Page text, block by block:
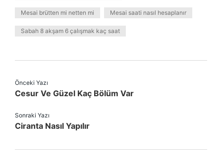
Mesai brütten mi netten mi Mesai saati nasıl hesaplanır
Sabah 8 akşam 6 çalışmak kaç saat
Önceki Yazı
Cesur Ve Güzel Kaç Bölüm Var
Sonraki Yazı
Ciranta Nasıl Yapılır